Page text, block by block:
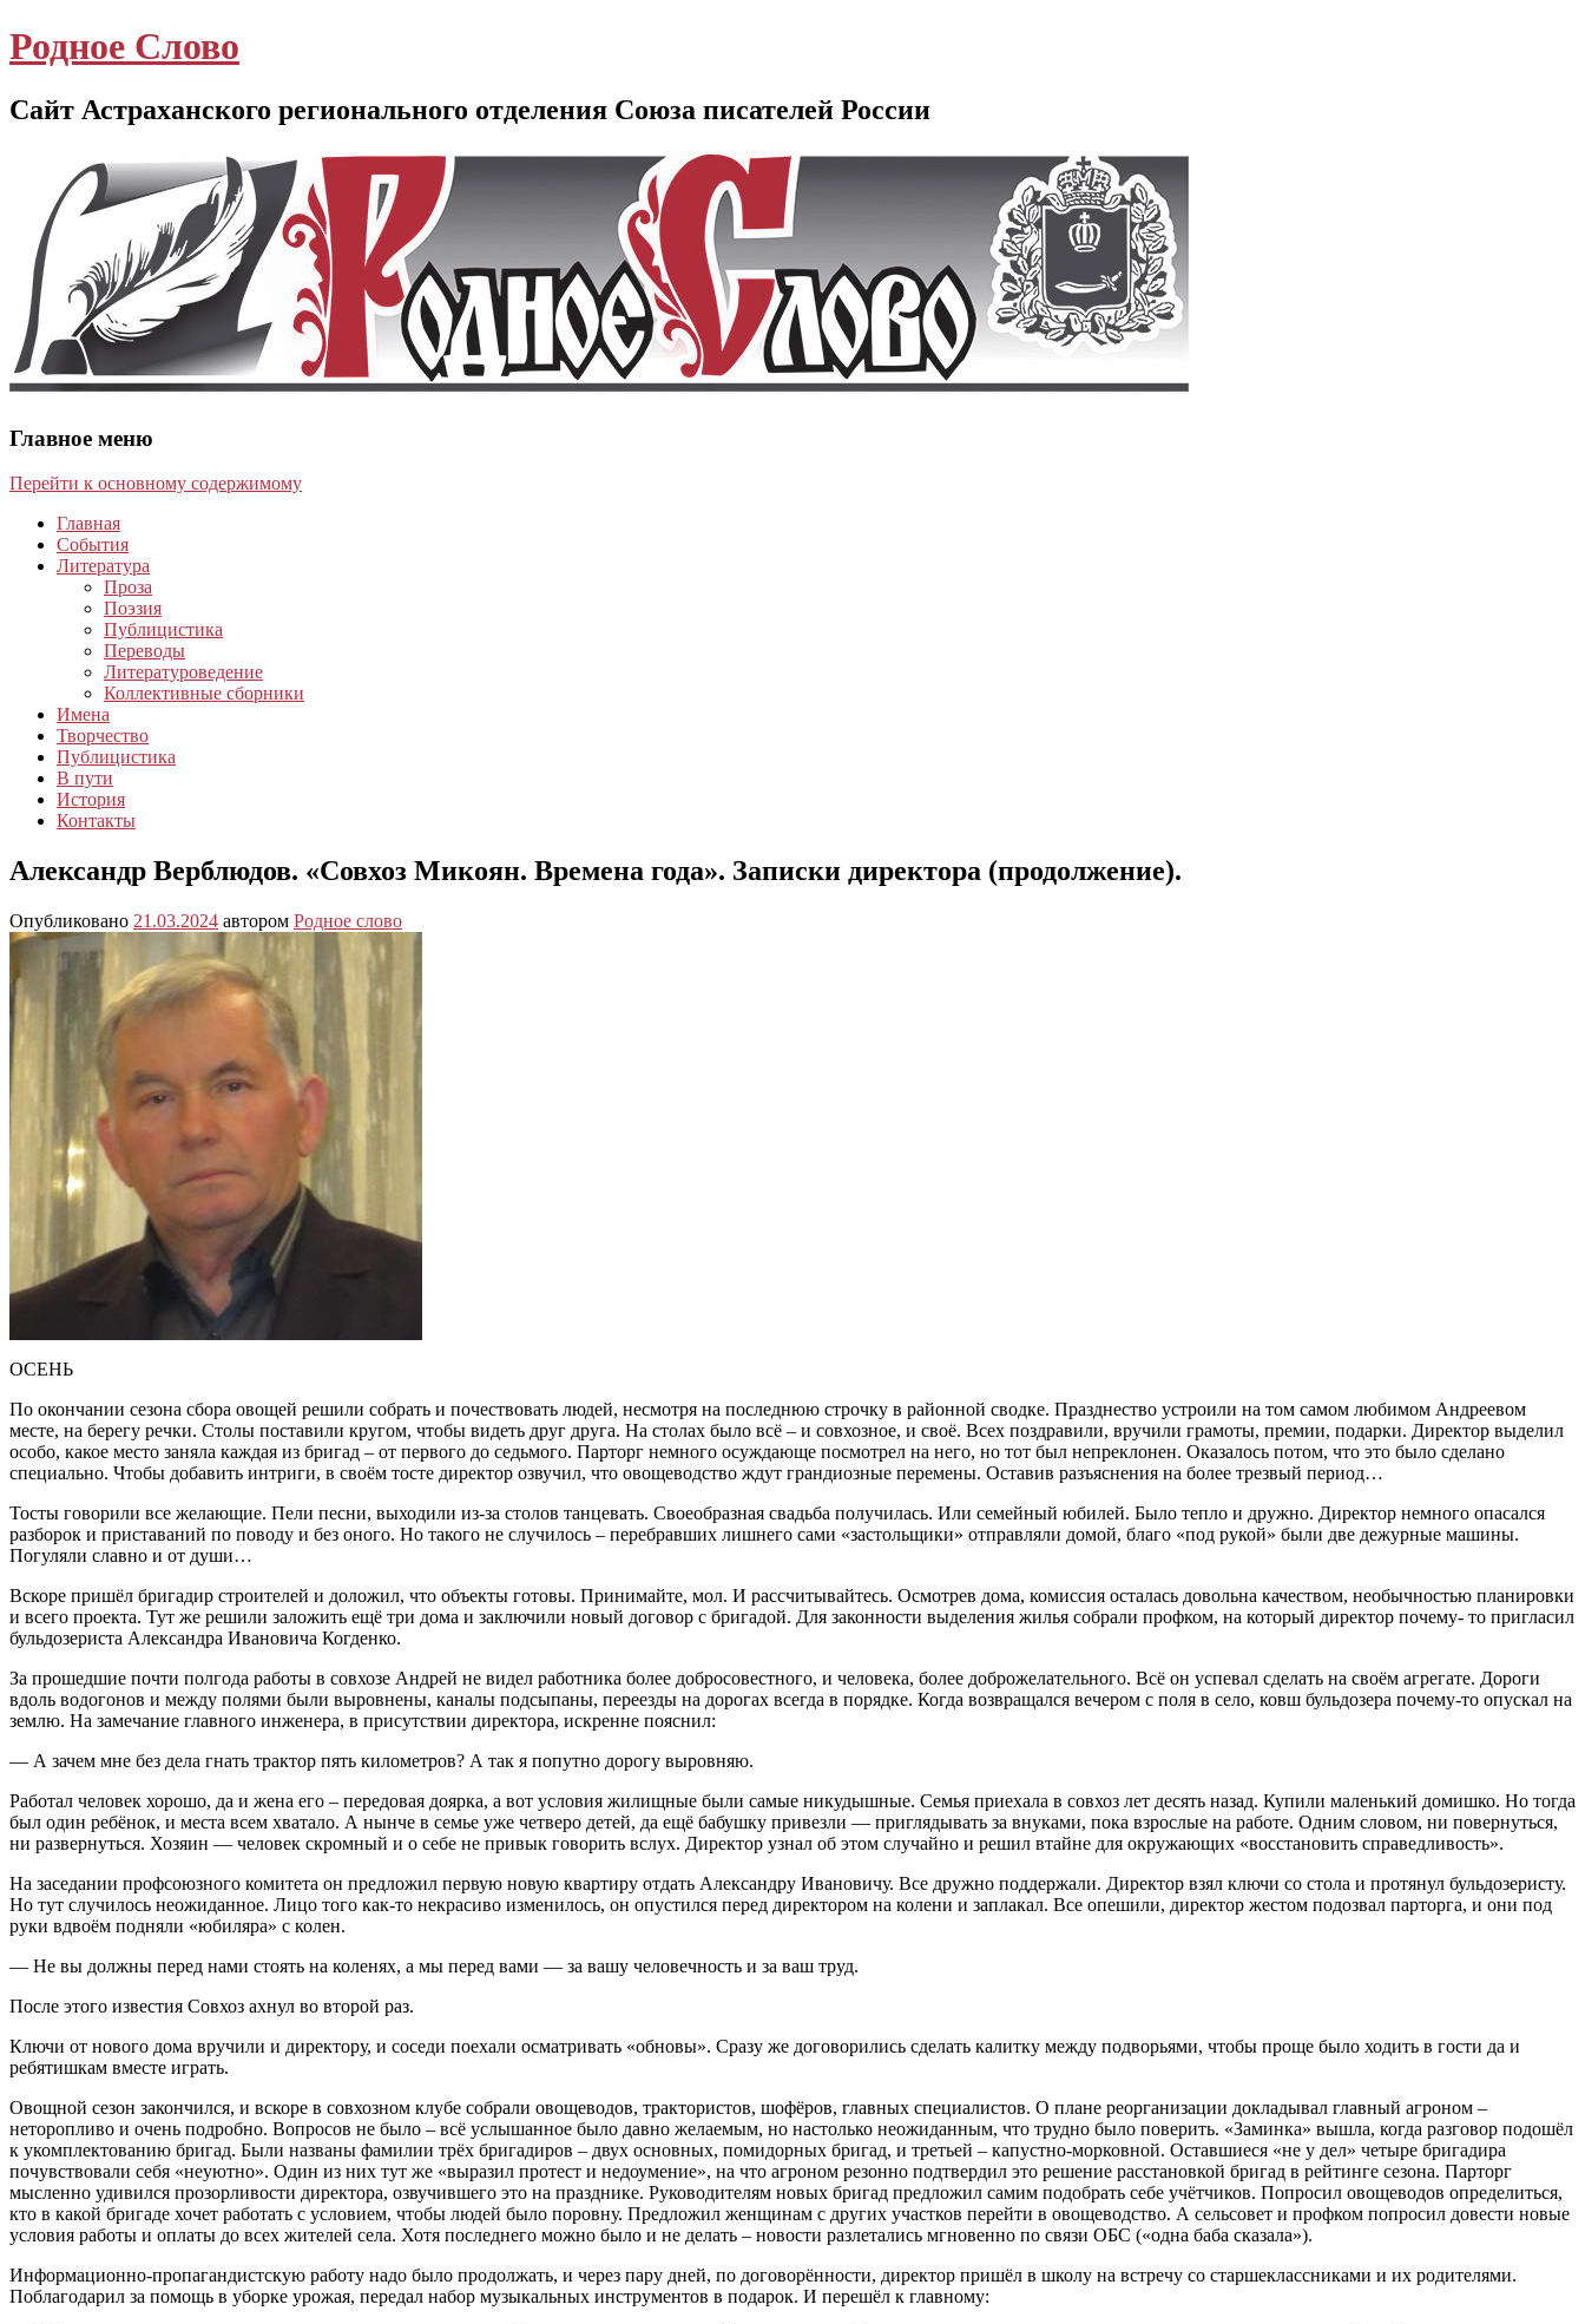
Родное Слово
Сайт Астраханского регионального отделения Союза писателей России
Главное меню
Перейти к основному содержимому
Главная
События
Литература
Проза
Поэзия
Публицистика
Переводы
Литературоведение
Коллективные сборники
Имена
Творчество
Публицистика
В пути
История
Контакты
Александр Верблюдов. «Совхоз Микоян. Времена года». Записки директора (продолжение).
Опубликовано 21.03.2024 автором Родное слово
ОCЕНЬ
По окончании сезона сбора овощей решили собрать и почествовать людей, несмотря на последнюю строчку в районной сводке. Празднество устроили на том самом любимом Андреевом
месте, на берегу речки. Столы поставили кругом, чтобы видеть друг друга. На столах было всё – и совхозное, и своё. Всех поздравили, вручили грамоты, премии, подарки. Директор выделил
особо, какое место заняла каждая из бригад – от первого до седьмого. Парторг немного осуждающе посмотрел на него, но тот был непреклонен. Оказалось потом, что это было сделано
специально. Чтобы добавить интриги, в своём тосте директор озвучил, что овощеводство ждут грандиозные перемены. Оставив разъяснения на более трезвый период…
Тосты говорили все желающие. Пели песни, выходили из-за столов танцевать. Своеобразная свадьба получилась. Или семейный юбилей. Было тепло и дружно. Директор немного опасался
разборок и приставаний по поводу и без оного. Но такого не случилось – перебравших лишнего сами «застольщики» отправляли домой, благо «под рукой» были две дежурные машины.
Погуляли славно и от души…
Вскоре пришёл бригадир строителей и доложил, что объекты готовы. Принимайте, мол. И рассчитывайтесь. Осмотрев дома, комиссия осталась довольна качеством, необычностью планировки
и всего проекта. Тут же решили заложить ещё три дома и заключили новый договор с бригадой. Для законности выделения жилья собрали профком, на который директор почему- то пригласил
бульдозериста Александра Ивановича Когденко.
За прошедшие почти полгода работы в совхозе Андрей не видел работника более добросовестного, и человека, более доброжелательного. Всё он успевал сделать на своём агрегате. Дороги
вдоль водогонов и между полями были выровнены, каналы подсыпаны, переезды на дорогах всегда в порядке. Когда возвращался вечером с поля в село, ковш бульдозера почему-то опускал на
землю. На замечание главного инженера, в присутствии директора, искренне пояснил:
— А зачем мне без дела гнать трактор пять километров? А так я попутно дорогу выровняю.
Работал человек хорошо, да и жена его – передовая доярка, а вот условия жилищные были самые никудышные. Семья приехала в совхоз лет десять назад. Купили маленький домишко. Но тогда
был один ребёнок, и места всем хватало. А нынче в семье уже четверо детей, да ещё бабушку привезли — приглядывать за внуками, пока взрослые на работе. Одним словом, ни повернуться,
ни развернуться. Хозяин — человек скромный и о себе не привык говорить вслух. Директор узнал об этом случайно и решил втайне для окружающих «восстановить справедливость».
На заседании профсоюзного комитета он предложил первую новую квартиру отдать Александру Ивановичу. Все дружно поддержали. Директор взял ключи со стола и протянул бульдозеристу.
Но тут случилось неожиданное. Лицо того как-то некрасиво изменилось, он опустился перед директором на колени и заплакал. Все опешили, директор жестом подозвал парторга, и они под
руки вдвоём подняли «юбиляра» с колен.
— Не вы должны перед нами стоять на коленях, а мы перед вами — за вашу человечность и за ваш труд.
После этого известия Совхоз ахнул во второй раз.
Ключи от нового дома вручили и директору, и соседи поехали осматривать «обновы». Сразу же договорились сделать калитку между подворьями, чтобы проще было ходить в гости да и
ребятишкам вместе играть.
Овощной сезон закончился, и вскоре в совхозном клубе собрали овощеводов, трактористов, шофёров, главных специалистов. О плане реорганизации докладывал главный агроном –
неторопливо и очень подробно. Вопросов не было – всё услышанное было давно желаемым, но настолько неожиданным, что трудно было поверить. «Заминка» вышла, когда разговор подошёл
к укомплектованию бригад. Были названы фамилии трёх бригадиров – двух основных, помидорных бригад, и третьей – капустно-морковной. Оставшиеся «не у дел» четыре бригадира
почувствовали себя «неуютно». Один из них тут же «выразил протест и недоумение», на что агроном резонно подтвердил это решение расстановкой бригад в рейтинге сезона. Парторг
мысленно удивился прозорливости директора, озвучившего это на празднике. Руководителям новых бригад предложил самим подобрать себе учётчиков. Попросил овощеводов определиться,
кто в какой бригаде хочет работать с условием, чтобы людей было поровну. Предложил женщинам с других участков перейти в овощеводство. А сельсовет и профком попросил довести новые
условия работы и оплаты до всех жителей села. Хотя последнего можно было и не делать – новости разлетались мгновенно по связи ОБС («одна баба сказала»).
Информационно-пропагандистскую работу надо было продолжать, и через пару дней, по договорённости, директор пришёл в школу на встречу со старшеклассниками и их родителями.
Поблагодарил за помощь в уборке урожая, передал набор музыкальных инструментов в подарок. И перешёл к главному: